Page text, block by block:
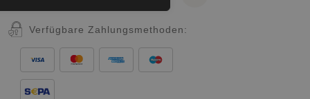
Verfügbare Zahlungsmethoden: